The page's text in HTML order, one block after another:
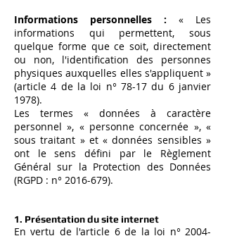
Informations personnelles : « Les
informations qui permettent, sous
quelque forme que ce soit, directement
ou non, l'identification des personnes
physiques auxquelles elles s'appliquent »
(article 4 de la loi n° 78-17 du 6 janvier
1978).
Les termes « données à caractère
personnel », « personne concernée », «
sous traitant » et « données sensibles »
ont le sens défini par le Règlement
Général sur la Protection des Données
(RGPD : n° 2016-679).
1. Présentation du site internet
En vertu de l'article 6 de la loi n° 2004-